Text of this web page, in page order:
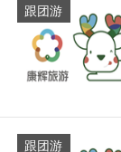
跟团游
跟团游